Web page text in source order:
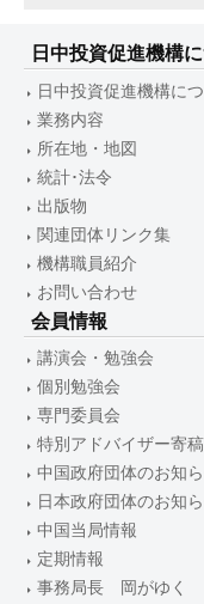
日中投資促進機構
日中投資促進機構に
業務内容
所在地・地図
統計･法令
出版物
関連団体リンク集
機構職員紹介
お問い合わせ
会員情報
講演会・勉強会
個別勉強会
専門委員会
特別アドバイザー寄
中国政府団体のお知
日本政府団体のお知
中国当局情報
定期情報
事務局長 岡がゆく